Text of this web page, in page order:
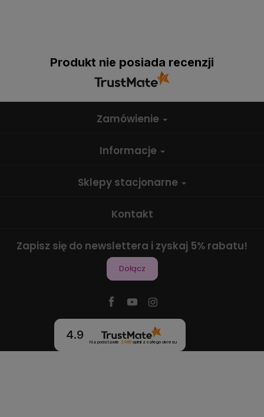
Produkt nie posiada recenzji
Zamówienie
Informacje
Sklepy stacjonarne
Kontakt
Zapisz się do newslettera i zyskaj 5% rabatu!
Dołącz
4.9
Na podstawie 2466opinii z całego okresu